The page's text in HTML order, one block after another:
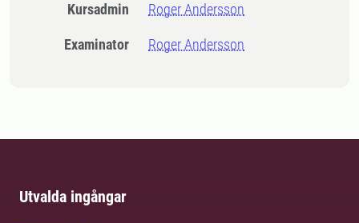
Kursadmin Roger Andersson
Examinator Roger Andersson
Utvalda ingångar